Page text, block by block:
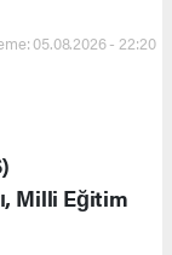
05.08.2026 - 22:20
Milli Eğitim